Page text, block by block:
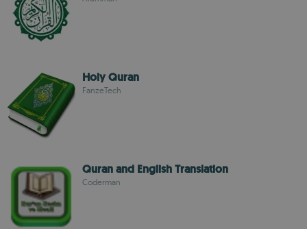
Holy Quran
FanzeTech
Quran and English Translation
Coderman